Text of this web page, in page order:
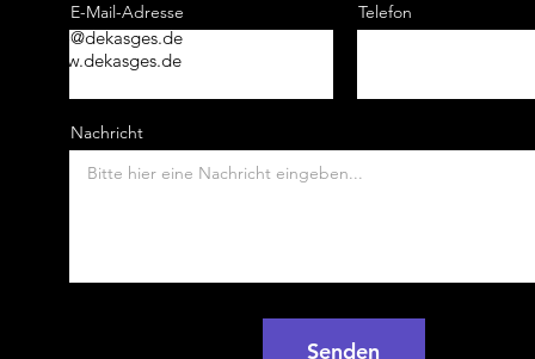
E-Mail-Adresse Telefon
Nachricht
Senden
info@dekasges.de
www.dekasges.de